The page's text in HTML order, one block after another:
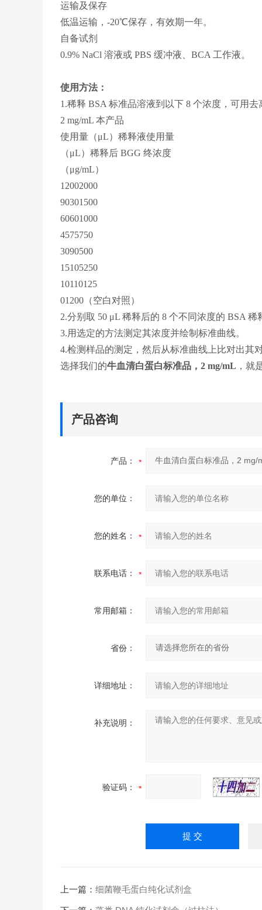
运输及保存
低温运输，-20℃保存，有效期一年。
自备试剂
0.9% NaCl 溶液或 PBS 缓冲液、BCA 工作液。
使用方法：
1.稀释 BSA 标准品溶液到以下 8 个浓度，可用
2 mg/mL 本产品
使用量（μL）稀释液使用量
（μL）稀释后 BGG 终浓度
（μg/mL）
12002000
90301500
60601000
4575750
3090500
15105250
10110125
01200（空白对照）
2.分别取 50 μL 稀释后的 8 个不同浓度的 BSA
3.用选定的方法测定其浓度并绘制标准曲线。
4.检测样品的测定，然后从标准曲线上比对出其
选择我们的牛血清白蛋白标准品，2 mg/mL ，就
产品咨询
产品：
您的单位：
您的姓名：
联系电话：
常用邮箱：
省份：
详细地址：
补充说明：
验证码：
上一篇： 细菌鞭毛蛋白纯化试剂盒